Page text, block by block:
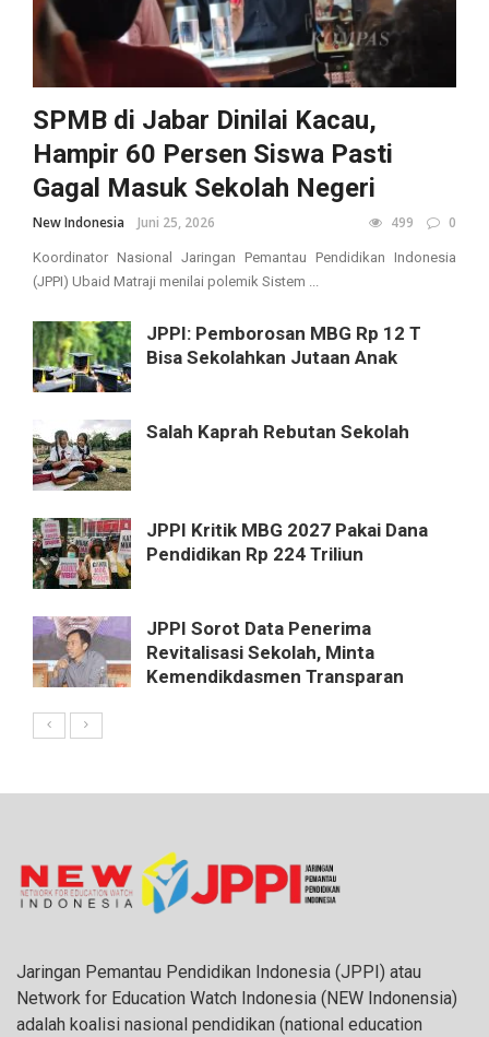
SPMB di Jabar Dinilai Kacau,
Hampir 60 Persen Siswa Pasti
Gagal Masuk Sekolah Negeri
New Indonesia Juni 25, 2026 499 0
Koordinator Nasional Jaringan Pemantau Pendidikan Indonesia
(JPPI) Ubaid Matraji menilai polemik Sistem ...
JPPI: Pemborosan MBG Rp 12 T
Bisa Sekolahkan Jutaan Anak
Salah Kaprah Rebutan Sekolah
JPPI Kritik MBG 2027 Pakai Dana
Pendidikan Rp 224 Triliun
JPPI Sorot Data Penerima
Revitalisasi Sekolah, Minta
Kemendikdasmen Transparan
Jaringan Pemantau Pendidikan Indonesia (JPPI) atau
Network for Education Watch Indonesia (NEW Indonensia)
adalah koalisi nasional pendidikan (national education